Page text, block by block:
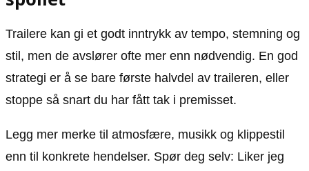
Trailere kan gi et godt inntrykk av tempo, stemning og
stil, men de avslører ofte mer enn nødvendig. En god
strategi er å se bare første halvdel av traileren, eller
stoppe så snart du har fått tak i premisset.
Legg mer merke til atmosfære, musikk og klippestil
enn til konkrete hendelser. Spør deg selv: Liker jeg